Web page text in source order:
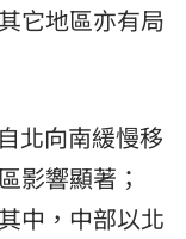
它地區亦有局
北向南緩慢移
影響顯著；
中，中部以北